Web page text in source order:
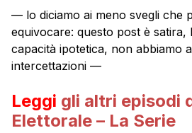
— lo diciamo ai meno svegli che
equivocare: questo post è satira,
capacità ipotetica, non abbiamo
intercettazioni —
Leggi gli altri episodi
Elettorale – La Serie